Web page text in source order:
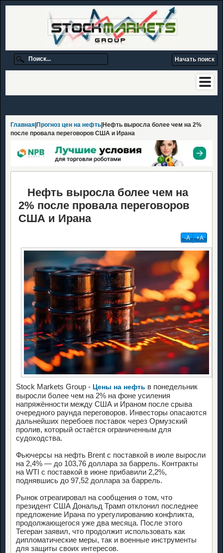
Главная Прогноз цен на нефть |Нефть выросла более чем на 2%
после провала переговоров США и Ирана
Нефть выросла более чем на
2% после провала переговоров
США и Ирана
-А +А
Stock Markets Group - Цены на нефть в понедельник
выросли более чем на 2% на фоне усиления
напряжённости между США и Ираном после срыва
очередного раунда переговоров. Инвесторы опасаются
дальнейших перебоев поставок через Ормузский
пролив, который остаётся ограниченным для
судоходства.
Фьючерсы на нефть Brent с поставкой в июле выросли
на 2,4% — до 103,76 доллара за баррель. Контракты
на WTI с поставкой в июне прибавили 2,2%,
поднявшись до 97,52 доллара за баррель.
Рынок отреагировал на сообщения о том, что
президент США Дональд Трамп отклонил последнее
предложение Ирана по урегулированию конфликта,
продолжающегося уже два месяца. После этого
Тегеран заявил, что продолжит использовать как
дипломатические меры, так и военные инструменты
для защиты своих интересов.